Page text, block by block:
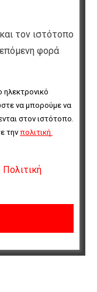
τον ιστότοπο
φορά
να μπορούμε να
στον ιστότοπο.
την πολιτική
Πολιτική